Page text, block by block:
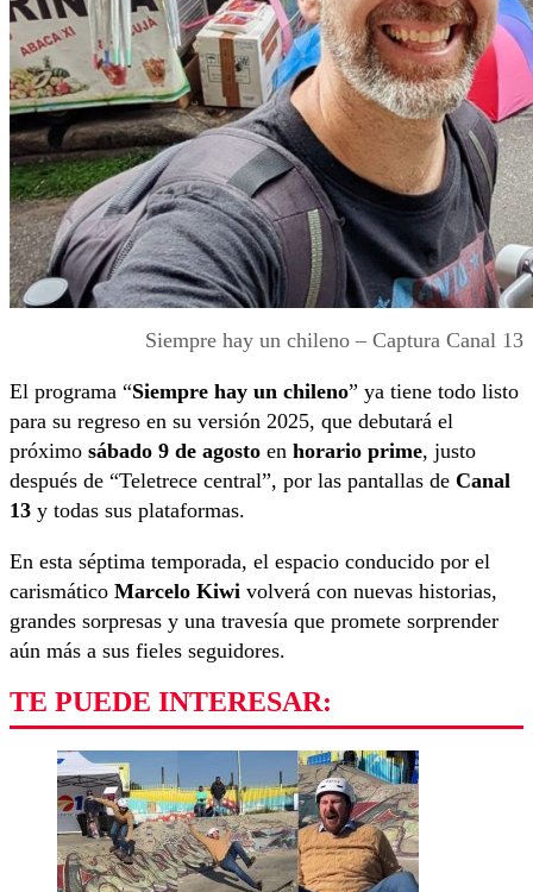
Siempre hay un chileno – Captura Canal 13
El programa “Siempre hay un chileno” ya tiene todo listo
para su regreso en su versión 2025, que debutará el
próximo sábado 9 de agosto en horario prime, justo
después de “Teletrece central”, por las pantallas de Canal
13 y todas sus plataformas.
En esta séptima temporada, el espacio conducido por el
carismático Marcelo Kiwi volverá con nuevas historias,
grandes sorpresas y una travesía que promete sorprender
aún más a sus fieles seguidores.
TE PUEDE INTERESAR: